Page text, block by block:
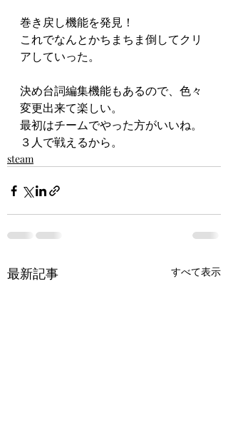
巻き戻し機能を発見！
これでなんとかちまちま倒してクリ
アしていった。
決め台詞編集機能もあるので、色々
変更出来て楽しい。
最初はチームでやった方がいいね。
３人で戦えるから。
steam
最新記事 すべて表示